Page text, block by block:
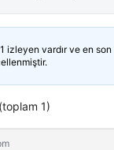
izleyen vardır ve en son
1)